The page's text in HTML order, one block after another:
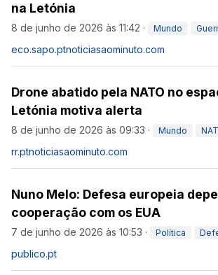
na Letónia
8 de junho de 2026 às 11:42 · Mundo
eco.sapo.ptnoticiasaominuto.com
Drone abatido pela NATO no
Letónia motiva alerta
8 de junho de 2026 às 09:33 · Mundo
rr.ptnoticiasaominuto.com
Nuno Melo: Defesa europeia
cooperação com os EUA
7 de junho de 2026 às 10:53 · Política
publico.pt